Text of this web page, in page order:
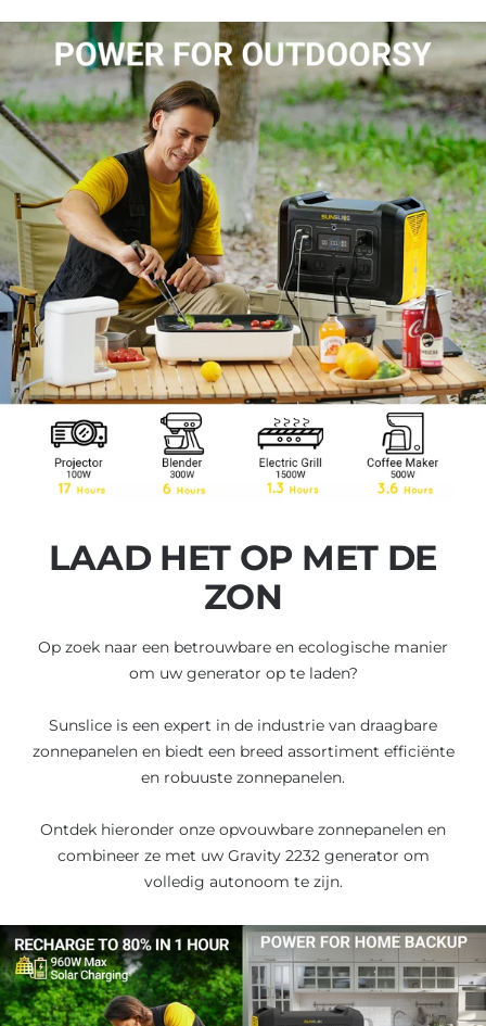
LAAD HET OP MET DE
ZON
Op zoek naar een betrouwbare en ecologische manier
om uw generator op te laden?
Sunslice is een expert in de industrie van draagbare
zonnepanelen en biedt een breed assortiment efficiënte
en robuuste zonnepanelen.
Ontdek hieronder onze opvouwbare zonnepanelen en
combineer ze met uw Gravity 2232 generator om
volledig autonoom te zijn.